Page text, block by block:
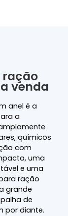
ração
venda
anel é a
a
químicos
com
uma
e uma
ração
grande
de
por diante.